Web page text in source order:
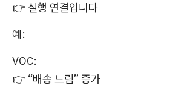
👉 실행 연결입니다
예:
VOC:
👉 “배송 느림” 증가